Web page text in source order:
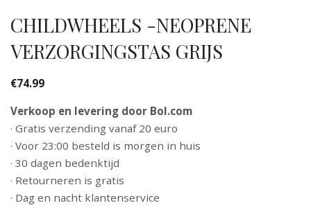
CHILDWHEELS -NEOPRENE
VERZORGINGSTAS GRIJS
€74.99
Verkoop en levering door Bol.com
· Gratis verzending vanaf 20 euro
· Voor 23:00 besteld is morgen in huis
· 30 dagen bedenktijd
· Retourneren is gratis
· Dag en nacht klantenservice